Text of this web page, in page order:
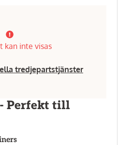
kan inte visas
tredjepartstjänster
Perfekt till